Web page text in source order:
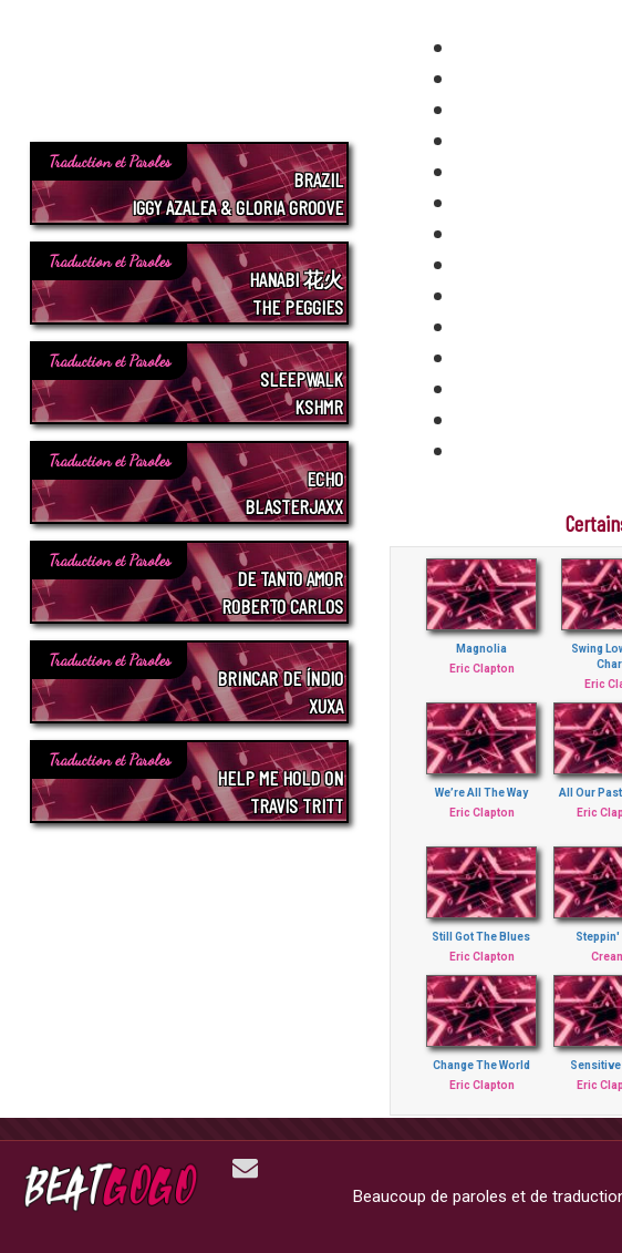
Magnolia
Eric Clapton
Swing
Eric
We’re All The Way
Eric Clapton
All Our
Eric
Still Got The Blues
Eric Clapton
Steppin'
Change The World
Eric Clapton
Sensitive
Eric
Traduction et Paroles
BRAZIL
IGGY AZALEA & GLORIA GROOVE
Traduction et Paroles
HANABI 花火
THE PEGGIES
Traduction et Paroles
SLEEPWALK
KSHMR
Traduction et Paroles
ECHO
BLASTERJAXX
Traduction et Paroles
DE TANTO AMOR
ROBERTO CARLOS
Traduction et Paroles
BRINCAR DE ÍNDIO
XUXA
Traduction et Paroles
HELP ME HOLD ON
TRAVIS TRITT
Beaucoup de paroles et de